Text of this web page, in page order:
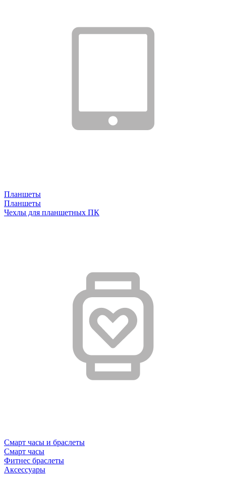
Планшеты
Планшеты
Чехлы для планшетных ПК
Смарт часы и браслеты
Смарт часы
Фитнес браслеты
Аксессуары